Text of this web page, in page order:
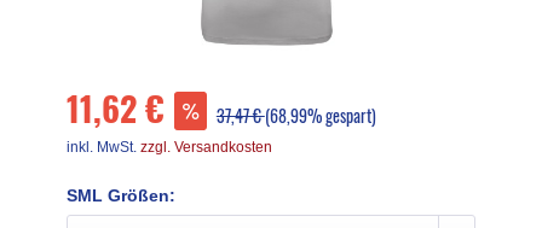
11,62 € 37,47 €(68,99% gespart)
inkl. MwSt. zzgl. Versandkosten
SML Größen: